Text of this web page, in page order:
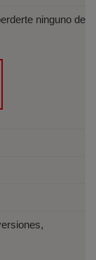
Universidad
ninguno de